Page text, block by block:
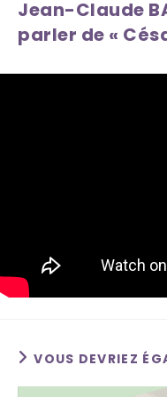
Jean-Claude
parler de «
VOUS DEVRIEZ